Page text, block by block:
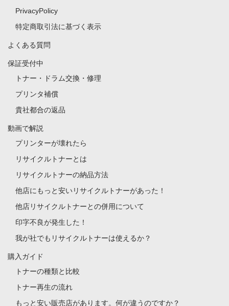
PrivacyPolicy
特定商取引法に基づく表示
よくある質問
保証受付中
トナー・ドラム交換・修理
プリンタ補償
貴社都合の返品
動画で解説
プリンターが壊れたら
リサイクルトナーとは
リサイクルトナーの納品方法
他店にもっと安いリサイクルトナーがあった！
他店リサイクルトナーとの併用について
印字不良が発生した！
我が社でもリサイクルトナーは使えるか？
購入ガイド
トナーの種類と比較
トナー再生の流れ
もっと安い販売店があります。何が違うのですか？